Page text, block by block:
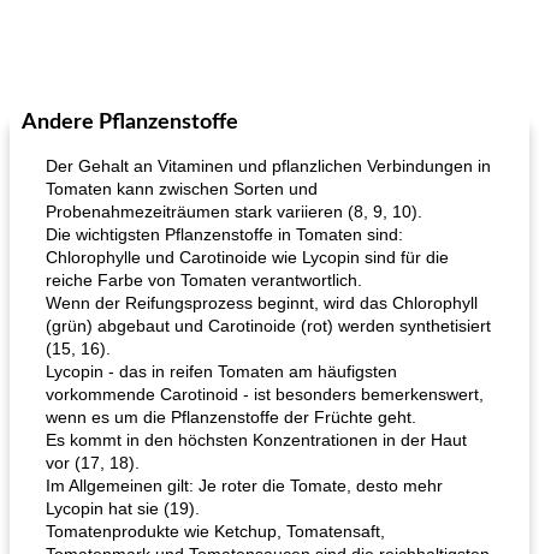
Andere Pflanzenstoffe
Der Gehalt an Vitaminen und pflanzlichen Verbindungen in
Tomaten kann zwischen Sorten und
Probenahmezeiträumen stark variieren (8, 9, 10).
Die wichtigsten Pflanzenstoffe in Tomaten sind:
Chlorophylle und Carotinoide wie Lycopin sind für die
reiche Farbe von Tomaten verantwortlich.
Wenn der Reifungsprozess beginnt, wird das Chlorophyll
(grün) abgebaut und Carotinoide (rot) werden synthetisiert
(15, 16).
Lycopin - das in reifen Tomaten am häufigsten
vorkommende Carotinoid - ist besonders bemerkenswert,
wenn es um die Pflanzenstoffe der Früchte geht.
Es kommt in den höchsten Konzentrationen in der Haut
vor (17, 18).
Im Allgemeinen gilt: Je roter die Tomate, desto mehr
Lycopin hat sie (19).
Tomatenprodukte wie Ketchup, Tomatensaft,